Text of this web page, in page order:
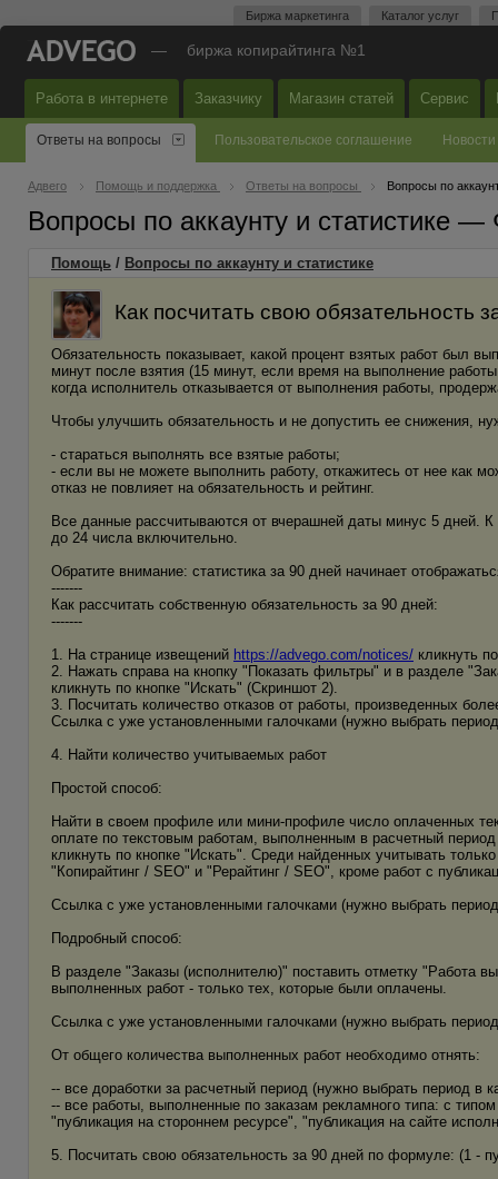
Биржа маркетинга Каталог услуг
— биржа копирайтинга №1
Работа в интернете Заказчику Магазин статей Сервис
Ответы на вопросы Пользовательское соглашение Новости
Адвего Помощь и поддержка Ответы на вопросы Вопросы по
Вопросы по аккаунту и статистике
Помощь / Вопросы по аккаунту и статистике
Как посчитать свою обязательность
Обязательность показывает, какой процент взятых работ был
минут после взятия (15 минут, если время на выполнение
когда исполнитель отказывается от выполнения работы,
Чтобы улучшить обязательность и не допустить ее снижения,
- стараться выполнять все взятые работы;
- если вы не можете выполнить работу, откажитесь от нее как
отказ не повлияет на обязательность и рейтинг.
Все данные рассчитываются от вчерашней даты минус 5 дней.
до 24 числа включительно.
Обратите внимание: статистика за 90 дней начинает
-------
Как рассчитать собственную обязательность за 90 дней:
-------
1. На странице извещений https://advego.com/notices/ кликнуть
2. Нажать справа на кнопку "Показать фильтры" и в разделе
кликнуть по кнопке "Искать" (Скриншот 2).
3. Посчитать количество отказов от работы, произведенных
Ссылка с уже установленными галочками (нужно выбрать
4. Найти количество учитываемых работ
Простой способ:
Найти в своем профиле или мини-профиле число оплаченных
оплате по текстовым работам, выполненным в расчетный
кликнуть по кнопке "Искать". Среди найденных учитывать
"Копирайтинг / SEO" и "Рерайтинг / SEO", кроме работ с
Ссылка с уже установленными галочками (нужно выбрать
Подробный способ:
В разделе "Заказы (исполнителю)" поставить отметку "Работа
выполненных работ - только тех, которые были оплачены.
Ссылка с уже установленными галочками (нужно выбрать
От общего количества выполненных работ необходимо отнять:
-- все доработки за расчетный период (нужно выбрать период в
-- все работы, выполненные по заказам рекламного типа: с
"публикация на стороннем ресурсе", "публикация на сайте
5. Посчитать свою обязательность за 90 дней по формуле: (1 -